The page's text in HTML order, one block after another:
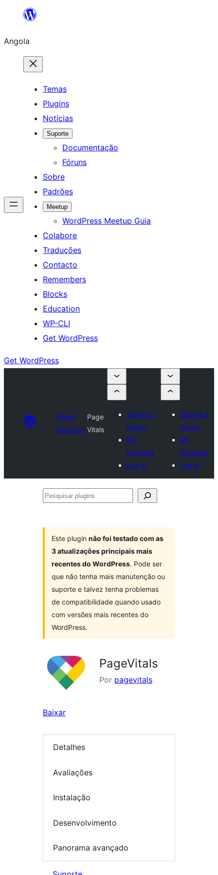
Saltar
o
conteúdo
Angola
Temas
Plugins
Notícias
Suporte
Documentação
Fóruns
Sobre
Padrões
Meetup
WordPress Meetup Guia
Colabore
Traduções
Contacto
Remembers
Blocks
Education
WP-CLI
Get WordPress
Get WordPress
Plugin
Directory
Page
Vitals
Submit a
plugin
My
favorites
Log in
Submit a
plugin
My
favorites
Log in
Pesquisar
Este plugin não foi testado com as
3 atualizações principais mais
recentes do WordPress. Pode ser
que não tenha mais manutenção ou
suporte e talvez tenha problemas
de compatibilidade quando usado
com versões mais recentes do
WordPress.
PageVitals
Por pagevitals
Baixar
Detalhes
Avaliações
Instalação
Desenvolvimento
Panorama avançado